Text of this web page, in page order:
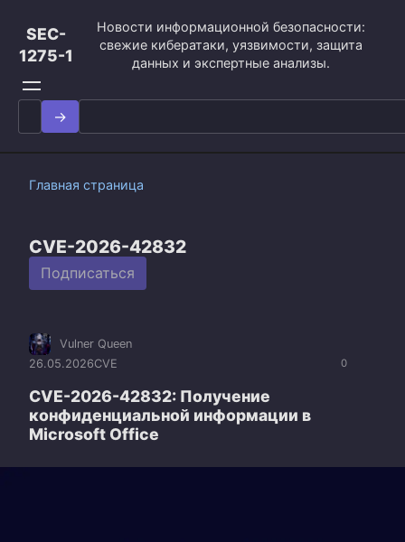
контенту
SEC-
1275-1
Новости информационной безопасности:
свежие кибератаки, уязвимости, защита
данных и экспертные анализы.
Search
for:
Главная страница
CVE-2026-42832
Подписаться
0
Vulner Queen
26.05.2026CVE
CVE-2026-42832: Получение
конфиденциальной информации в
Microsoft Office